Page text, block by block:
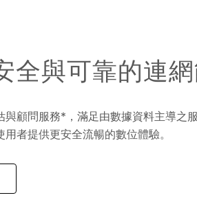
全與可靠的連
與顧問服務*，滿足由數據資料主導之
用者提供更安全流暢的數位體驗。